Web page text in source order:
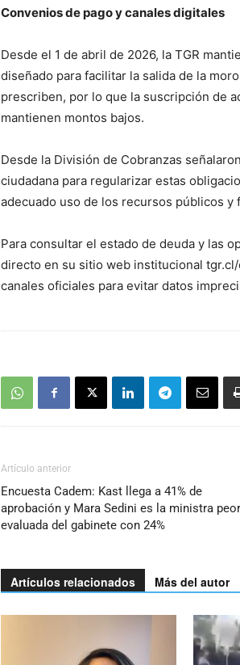
Convenios de pago y canales digitales
Desde el 1 de abril de 2026, la TGR
diseñado para facilitar la salida de la
prescriben, por lo que la suscripción de
mantienen montos bajos.
Desde la División de Cobranzas
ciudadana para regularizar estas
adecuado uso de los recursos públicos
Para consultar el estado de deuda y las
directo en su sitio web institucional
canales oficiales para evitar datos
Artículo anterior
Encuesta Cadem: Kast llega a 41% de
aprobación y Mara Sedini es la ministra peor
evaluada del gabinete con 24%
Artículos relacionados Más del autor